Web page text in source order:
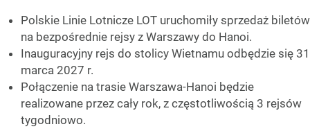
Polskie Linie Lotnicze LOT uruchomiły sprzedaż biletów
na bezpośrednie rejsy z Warszawy do Hanoi.
Inauguracyjny rejs do stolicy Wietnamu odbędzie się 31
marca 2027 r.
Połączenie na trasie Warszawa-Hanoi będzie
realizowane przez cały rok, z częstotliwością 3 rejsów
tygodniowo.